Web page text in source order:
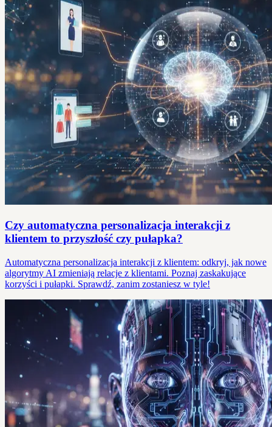
Czy automatyczna personalizacja interakcji z
klientem to przyszłość czy pułapka?
Automatyczna personalizacja interakcji z klientem: odkryj, jak nowe
algorytmy AI zmieniają relacje z klientami. Poznaj zaskakujące
korzyści i pułapki. Sprawdź, zanim zostaniesz w tyle!